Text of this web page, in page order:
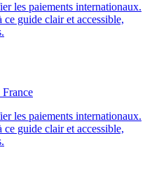
les paiements internationaux.
guide clair et accessible,
les paiements internationaux.
guide clair et accessible,